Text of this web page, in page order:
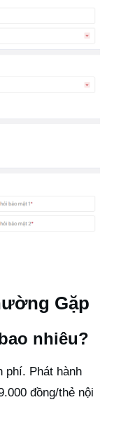
Gặp
nhiêu?
phí. Phát hành
đồng/thẻ nội